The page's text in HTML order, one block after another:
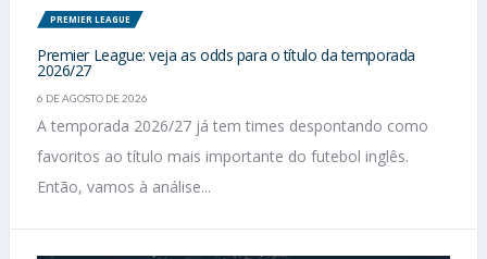
PREMIER LEAGUE
Premier League: veja as odds para o título da temporada
2026/27
6 DE AGOSTO DE 2026
A temporada 2026/27 já tem times despontando como
favoritos ao título mais importante do futebol inglês.
Então, vamos à análise...